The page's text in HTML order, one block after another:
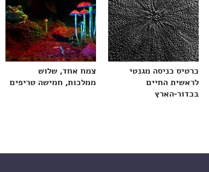
כרטיס כניסה מגנטי
לראשית החיים
בכדור-הארץ
צמח אחד, שלוש
ממלכות, חמישה טריפים